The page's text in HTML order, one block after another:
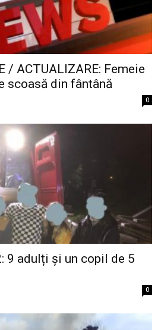
/ ACTUALIZARE: Femeie
scoasă din fântână
0
9 adulți și un copil de 5
0